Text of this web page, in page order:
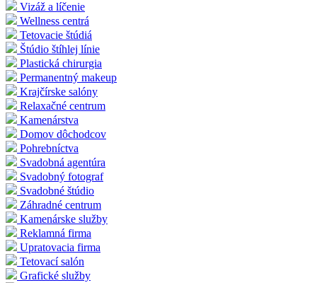
Vizáž a líčenie
Wellness centrá
Tetovacie štúdiá
Štúdio štíhlej línie
Plastická chirurgia
Permanentný makeup
Krajčírske salóny
Relaxačné centrum
Kamenárstva
Domov dôchodcov
Pohrebníctva
Svadobná agentúra
Svadobný fotograf
Svadobné štúdio
Záhradné centrum
Kamenárske služby
Reklamná firma
Upratovacia firma
Tetovací salón
Grafické služby